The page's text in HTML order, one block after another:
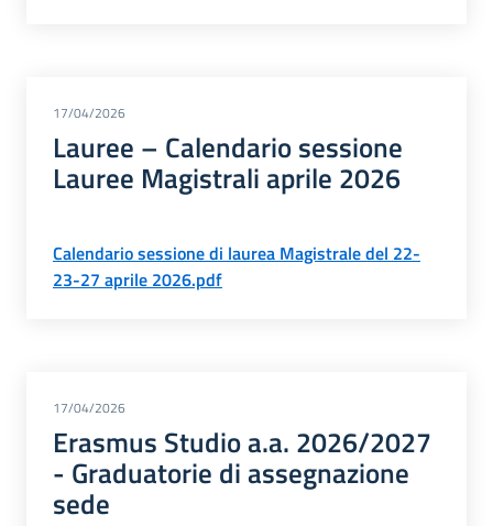
17/04/2026
Lauree – Calendario sessione
Lauree Magistrali aprile 2026
Calendario sessione di laurea Magistrale del 22-
23-27 aprile 2026.pdf
17/04/2026
Erasmus Studio a.a. 2026/2027
- Graduatorie di assegnazione
sede